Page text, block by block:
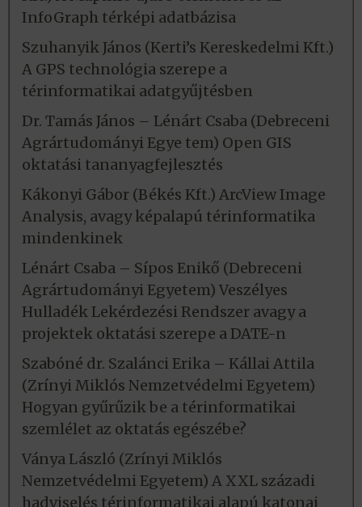
InfoGraph térképi adatbázisa
Szuhanyik János (Kerti’s Kereskedelmi Kft.)
A GPS technológia szerepe a
térinformatikai adatgyűjtésben
Dr. Tamás János – Lénárt Csaba (Debreceni
Agrártudományi Egye tem) Open GIS
oktatási tananyagfejlesztés
Kákonyi Gábor (Békés Kft.) ArcView Image
Analysis, avagy képalapú térinformatika
mindenkinek
Lénárt Csaba – Sípos Enikő (Debreceni
Agrártudományi Egyetem) Veszélyes
Hulladék Lekérdezési Rendszer avagy a
projektek oktatási szerepe a DATE-n
Szabóné dr. Szalánci Erika – Kállai Attila
(Zrínyi Miklós Nemzetvédelmi Egyetem)
Hogyan gyűrűzik be a térinformatikai
szemlélet az oktatás egészébe?
Ványa László (Zrínyi Miklós
Nemzetvédelmi Egyetem) A XXL századi
hadviselés térinformatikai alapú katonai